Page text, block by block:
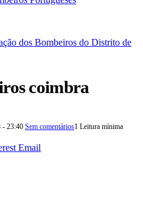
dos Bombeiros do Distrito de
coimbra
- 23:40 Sem comentários1 Leitura mínima
Email